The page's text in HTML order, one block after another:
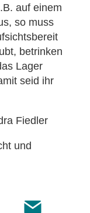
auf einem
so muss
betrinken
Lager
seid ihr
Fiedler
und